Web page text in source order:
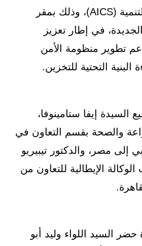
للتعاون من اجل التنمية (AICS)، وذلك بمقر
في إطار تعزيز
تطوير منظومة الأمن
البنية التحتية للتخزين.
السيدة إيفا ستامينوفا،
والصحة بقسم التعاون في
إلى مصر، والدكتور تيبيريو
الإيطالية للتعاون من
السيد اللواء وليد أبو